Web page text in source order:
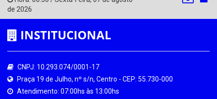
de 2026
INSTITUCIONAL
CNPJ: 10.293.074/0001-17
Praça 19 de Julho, nº s/n, Centro - CEP: 55.730-000
Atendimento: 07:00hs às 13:00hs